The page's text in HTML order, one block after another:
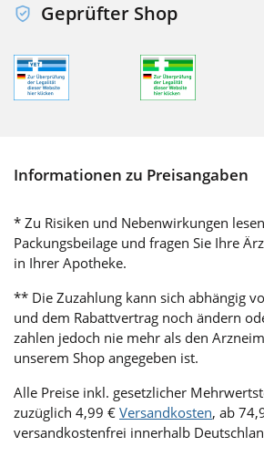
Geprüfter Shop
Informationen zu Preisangaben
* Zu Risiken und Nebenwirkungen
Packungsbeilage und fragen Sie Ihre
in Ihrer Apotheke.
** Die Zuzahlung kann sich abhängig
und dem Rabattvertrag noch ändern
zahlen jedoch nie mehr als den
unserem Shop angegeben ist.
Alle Preise inkl. gesetzlicher
zuzüglich 4,99 € Versandkosten, ab
versandkostenfrei innerhalb